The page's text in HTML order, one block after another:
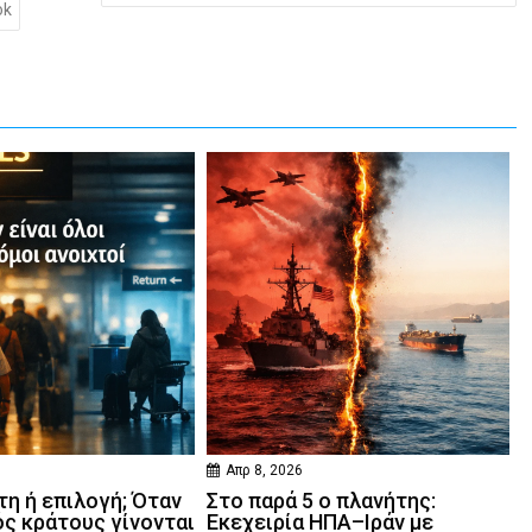
ή επιλογή; Όταν
κράτους γίνονται
Απρ 8, 2026
Στο παρά 5 ο πλανήτης:
Εκεχειρία ΗΠΑ–Ιράν με